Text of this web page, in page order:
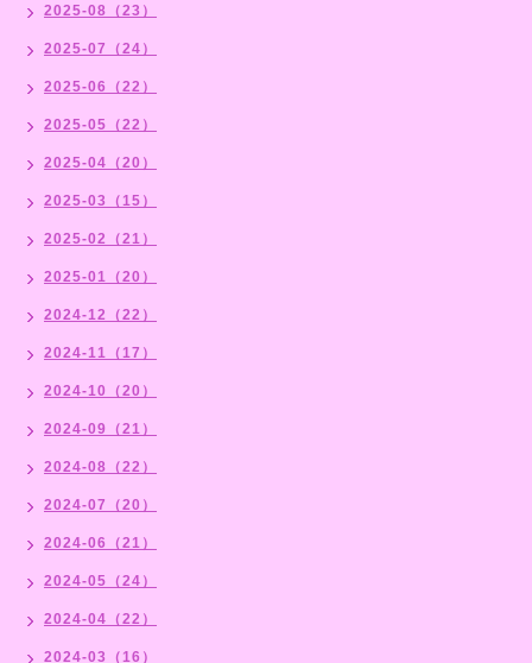
2025-08（23）
2025-07（24）
2025-06（22）
2025-05（22）
2025-04（20）
2025-03（15）
2025-02（21）
2025-01（20）
2024-12（22）
2024-11（17）
2024-10（20）
2024-09（21）
2024-08（22）
2024-07（20）
2024-06（21）
2024-05（24）
2024-04（22）
2024-03（16）